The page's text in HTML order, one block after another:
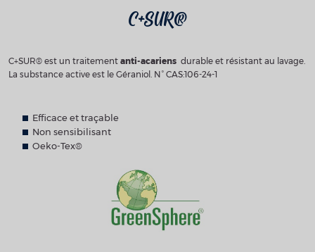
C+SUR®
C+SUR® est un traitement anti-acariens durable et résistant au lavage.
La substance active est le Géraniol. N° CAS:106-24-1
Efficace et traçable
Non sensibilisant
Oeko-Tex®